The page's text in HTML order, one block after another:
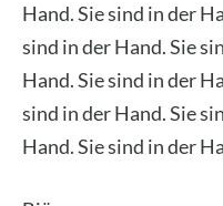
Hand. Sie sind in der
sind in der Hand. Sie
Hand. Sie sind in der
sind in der Hand. Sie
Hand. Sie sind in der